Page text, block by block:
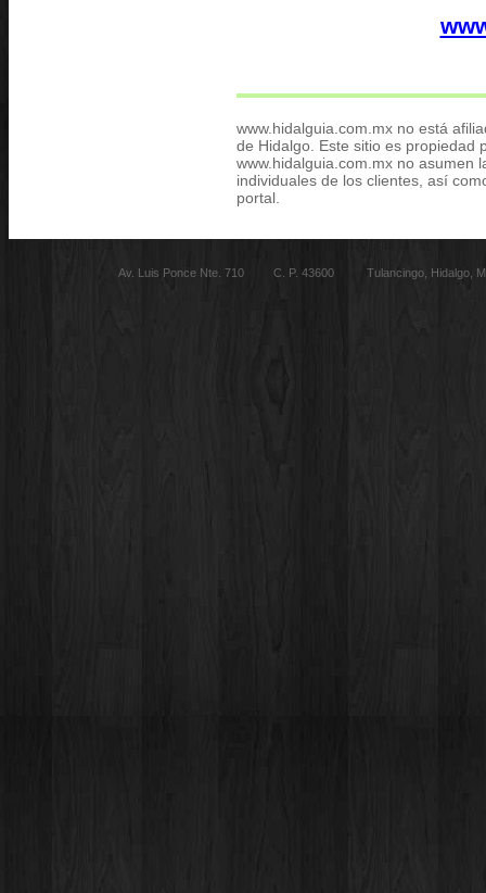
www.hidalguia.com.mx no está
de Hidalgo. Este sitio es propiedad
www.hidalguia.com.mx no asumen
individuales de los clientes, así
portal.
Av. Luis Ponce Nte. 710 C. P. 43600 Tulancingo,